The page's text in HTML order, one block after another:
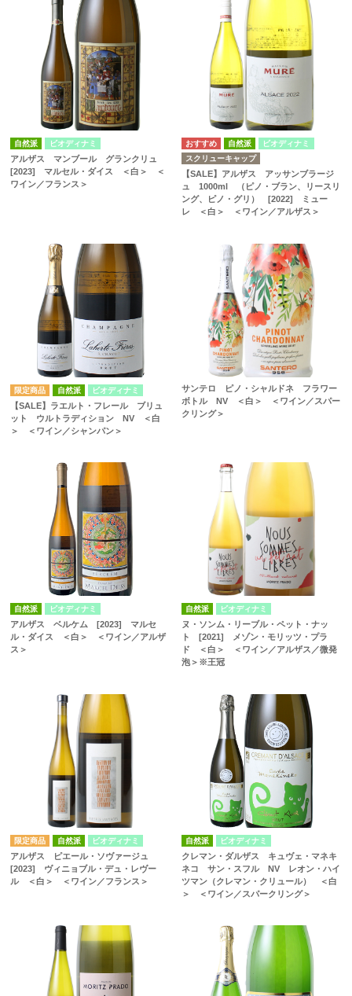
自然派 ビオディナミ
アルザス マンブール グランクリュ
[2023] マルセル・ダイス ＜白＞ ＜
ワイン／フランス＞
自然派
ビオディナミ
スクリューキャップ
【SALE】アルザス アッサンブラージ
ュ 1000ml （ピノ・ブラン、リースリ
ング、ピノ・グリ） [2022] ミュー
レ ＜白＞ ＜ワイン／アルザス＞
自然派 ビオディナミ
【SALE】ラエルト・フレール ブリュ
ット ウルトラディション NV ＜白
＞ ＜ワイン／シャンパン＞
サンテロ ピノ・シャルドネ フラワー
ボトル NV ＜白＞ ＜ワイン／スパー
クリング＞
自然派 ビオディナミ
アルザス ベルケム [2023] マルセ
ル・ダイス ＜白＞ ＜ワイン／アルザ
ス＞
自然派 ビオディナミ
ヌ・ソンム・リーブル・ペット・ナッ
ト [2021] メゾン・モリッツ・プラ
ド ＜白＞ ＜ワイン／アルザス／微発
泡＞※王冠
自然派 ビオディナミ
アルザス ピエール・ソヴァージュ
[2023] ヴィニョブル・デュ・レヴー
ル ＜白＞ ＜ワイン／フランス＞
自然派 ビオディナミ
クレマン・ダルザス キュヴェ・マネキ
ネコ サン・スフル NV レオン・ハイ
ツマン（クレマン・クリュール） ＜白
＞ ＜ワイン／スパークリング＞